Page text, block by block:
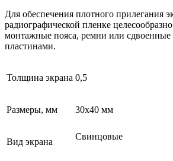
Для обеспечения плотного прилегания
радиографической пленке
монтажные пояса, ремни или
пластинами.
Толщина экрана 0,5
Размеры, мм 30х40 мм
Вид экрана
Свинцовые